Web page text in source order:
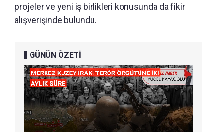
projeler ve yeni iş birlikleri konusunda da fikir
alışverişinde bulundu.
GÜNÜN ÖZETİ